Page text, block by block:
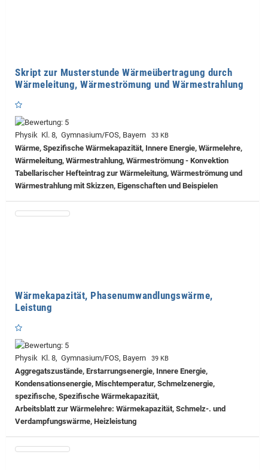
Skript zur Musterstunde Wärmeübertragung durch
Wärmeleitung, Wärmeströmung und Wärmestrahlung
Physik Kl. 8, Gymnasium/FOS, Bayern 33 KB
Wärme, Spezifische Wärmekapazität, Innere Energie, Wärmelehre,
Wärmeleitung, Wärmestrahlung, Wärmeströmung - Konvektion
Tabellarischer Hefteintrag zur Wärmeleitung, Wärmeströmung und
Wärmestrahlung mit Skizzen, Eigenschaften und Beispielen
Wärmekapazität, Phasenumwandlungswärme,
Leistung
Physik Kl. 8, Gymnasium/FOS, Bayern 39 KB
Aggregatszustände, Erstarrungsenergie, Innere Energie,
Kondensationsenergie, Mischtemperatur, Schmelzenergie,
spezifische, Spezifische Wärmekapazität,
Arbeitsblatt zur Wärmelehre: Wärmekapazität, Schmelz-. und
Verdampfungswärme, Heizleistung